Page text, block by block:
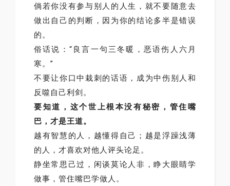
倘若你没有参与别人的人生，就不要随意去
做出自己的判断，因为你的结论多半是错误
的。
俗话说：“良言一句三冬暖，恶语伤人六月
寒。”
不要让你口中栽刺的话语，成为中伤别人和
反噬自己利剑。
要知道，这个世上根本没有秘密，管住嘴
巴，才是王道。
越有智慧的人，越懂得自己；越是浮躁浅薄
的人，才喜欢对他人评头论足。
静坐常思己过，闲谈莫论人非，睁大眼睛学
做事，管住嘴巴学做人。